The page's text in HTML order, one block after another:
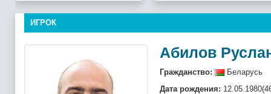
ИГРОК
Абилов
Гражданство:
Беларусь
Дата рождения: